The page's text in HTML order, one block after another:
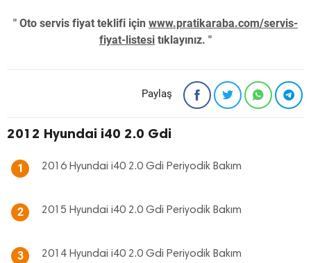
" Oto servis fiyat teklifi için www.pratikaraba.com/servis-
fiyat-listesi tıklayınız. "
Paylaş
2012 Hyundai i40 2.0 Gdi
1 2016 Hyundai i40 2.0 Gdi Periyodik Bakım
2 2015 Hyundai i40 2.0 Gdi Periyodik Bakım
3 2014 Hyundai i40 2.0 Gdi Periyodik Bakım